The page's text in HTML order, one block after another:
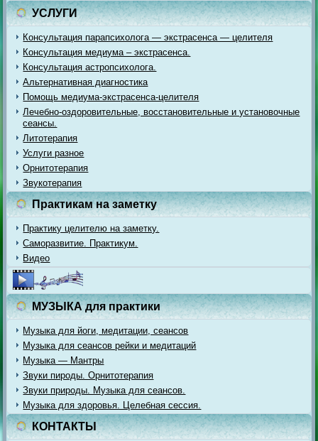
УСЛУГИ
Консультация парапсихолога — экстрасенса — целителя
Консультация медиума – экстрасенса.
Консультация астропсихолога.
Альтернативная диагностика
Помощь медиума-экстрасенса-целителя
Лечебно-оздоровительные, восстановительные и установочные
сеансы.
Литотерапия
Услуги разное
Орнитотерапия
Звукотерапия
Практикам на заметку
Практику целителю на заметку.
Саморазвитие. Практикум.
Видео
МУЗЫКА для практики
Музыка для йоги, медитации, сеансов
Музыка для сеансов рейки и медитаций
Музыка — Мантры
Звуки пироды. Орнитотерапия
Звуки природы. Музыка для сеансов.
Музыка для здоровья. Целебная сессия.
КОНТАКТЫ